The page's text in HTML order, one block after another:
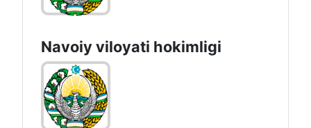
Navoiy vilоyati hоkimligi